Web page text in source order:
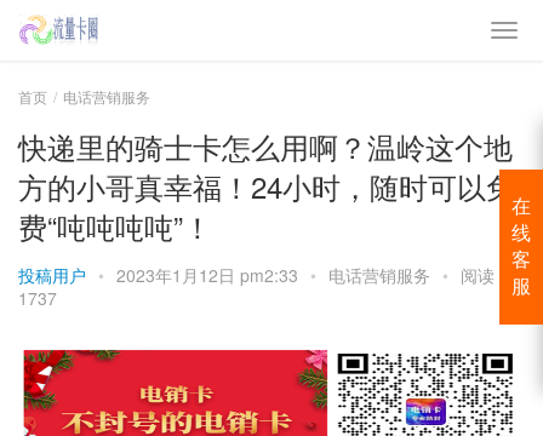
首页 电话营销服务
快递里的骑士卡怎么用啊？温岭这个地
方的小哥真幸福！24小时，随时可以免
费“吨吨吨吨”！
投稿用户 • 2023年1月12日 pm2:33 • 电话营销服务 • 阅读
1737
在
线
客
服